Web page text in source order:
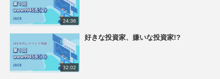
24:36
32:02
好きな投資家、嫌いな投資家!?